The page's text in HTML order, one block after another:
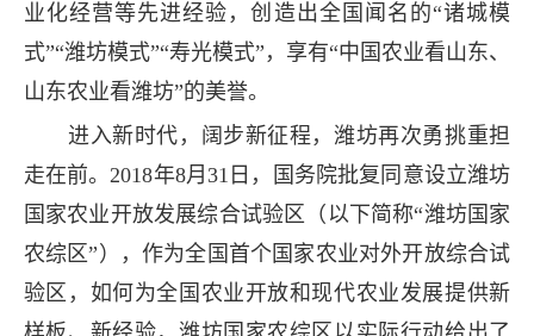
业化经营等先进经验，创造出全国闻名的“诸城模
式”“潍坊模式”“寿光模式”，享有“中国农业看山东、
山东农业看潍坊”的美誉。
进入新时代，阔步新征程，潍坊再次勇挑重担
走在前。2018年8月31日，国务院批复同意设立潍坊
国家农业开放发展综合试验区（以下简称“潍坊国家
农综区”），作为全国首个国家农业对外开放综合试
验区，如何为全国农业开放和现代农业发展提供新